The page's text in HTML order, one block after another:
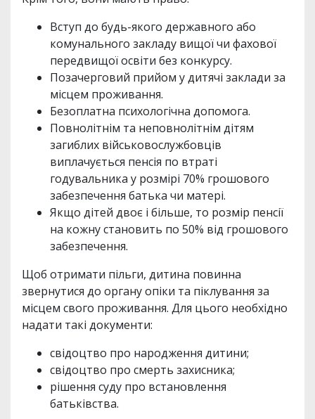
Вступ до будь-якого державного або
комунального закладу вищої чи фахової
передвищої освіти без конкурсу.
Позачерговий прийом у дитячі заклади за
місцем проживання.
Безоплатна психологічна допомога.
Повнолітнім та неповнолітнім дітям
загиблих військовослужбовців
виплачується пенсія по втраті
годувальника у розмірі 70% грошового
забезпечення батька чи матері.
Якщо дітей двоє і більше, то розмір пенсії
на кожну становить по 50% від грошового
забезпечення.
Щоб отримати пільги, дитина повинна
звернутися до органу опіки та піклування за
місцем свого проживання. Для цього необхідно
надати такі документи:
свідоцтво про народження дитини;
свідоцтво про смерть захисника;
рішення суду про встановлення
батьківства.